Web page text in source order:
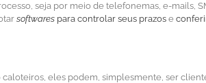
seja por meio de telefonemas, e-mails,
softwares para controlar seus prazos e
eles podem, simplesmente, ser